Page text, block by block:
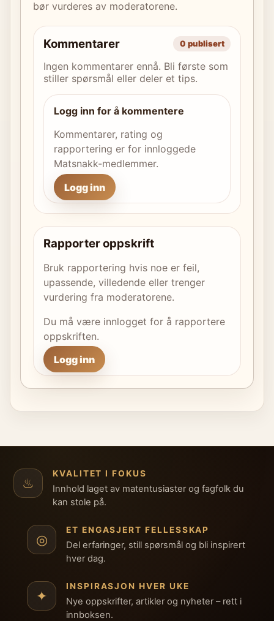
bør vurderes av moderatorene.
Kommentarer 0 publisert
Ingen kommentarer ennå. Bli første som
stiller spørsmål eller deler et tips.
Logg inn for å kommentere
Kommentarer, rating og
rapportering er for innloggede
Matsnakk-medlemmer.
Logg inn
Rapporter oppskrift
Bruk rapportering hvis noe er feil,
upassende, villedende eller trenger
vurdering fra moderatorene.
Du må være innlogget for å rapportere
oppskriften.
Logg inn
♨
KVALITET I FOKUS
Innhold laget av matentusiaster og fagfolk du
kan stole på.
◎
ET ENGASJERT FELLESSKAP
Del erfaringer, still spørsmål og bli inspirert
hver dag.
✦
INSPIRASJON HVER UKE
Nye oppskrifter, artikler og nyheter – rett i
innboksen.